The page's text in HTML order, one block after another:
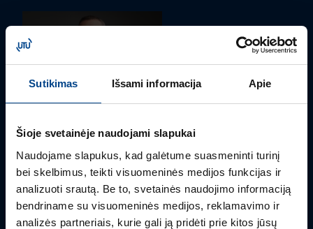
Sutikimas Išsami informacija Apie
Šioje svetainėje naudojami slapukai
Naudojame slapukus, kad galėtume suasmeninti turinį
bei skelbimus, teikti visuomeninės medijos funkcijas ir
analizuoti srautą. Be to, svetainės naudojimo informaciją
bendriname su visuomeninės medijos, reklamavimo ir
analizės partneriais, kurie gali ją pridėti prie kitos jūsų
PRODUKTO VADOVAS
Edmas Nausėdas
+370 612 41409
edmas.nausedas@utugroup.com